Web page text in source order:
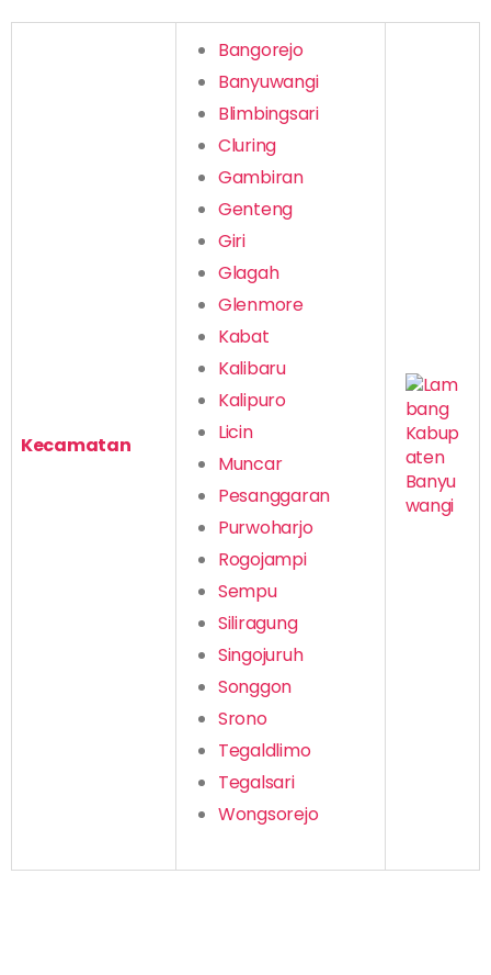
Kecamatan
Bangorejo
Banyuwangi
Blimbingsari
Cluring
Gambiran
Genteng
Giri
Glagah
Glenmore
Kabat
Kalibaru
Kalipuro
Licin
Muncar
Pesanggaran
Purwoharjo
Rogojampi
Sempu
Siliragung
Singojuruh
Songgon
Srono
Tegaldlimo
Tegalsari
Wongsorejo